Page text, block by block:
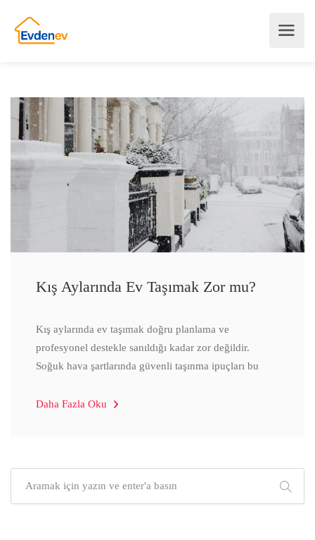
Kış Aylarında Ev Taşımak Zor mu?
Kış aylarında ev taşımak doğru planlama ve
profesyonel destekle sanıldığı kadar zor değildir.
Soğuk hava şartlarında güvenli taşınma ipuçları bu
Daha Fazla Oku